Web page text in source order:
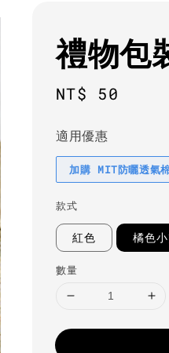
禮物
Regular
NT$ 50
適用優惠
加購 MIT防曬透氣
款式
紅色 橘色
數量